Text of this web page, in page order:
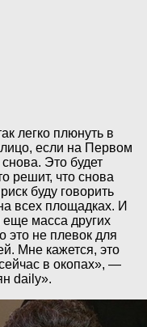
легко плюнуть в
если на Первом
Это будет
решит, что снова
буду говорить
всех площадках. И
еще масса других
это не плевок для
Мне кажется, это
в окопах», —
daily».